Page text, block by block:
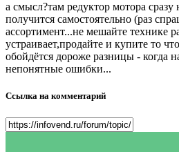
а смысл?там редуктор мотора
получится самостоятельно (раз
ассортимент...не мешайте технике
устраивает,продайте и купите то
обойдётся дороже разницы - когда
непонятные ошибки...
Ссылка на комментарий